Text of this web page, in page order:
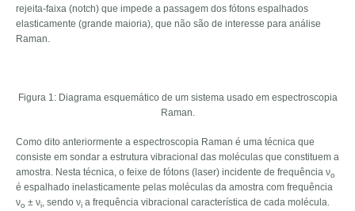
rejeita-faixa (notch) que impede a passagem dos fótons espalhados
elasticamente (grande maioria), que não são de interesse para análise
Raman.
Figura 1: Diagrama esquemático de um sistema usado em espectroscopia
Raman.
Como dito anteriormente a espectroscopia Raman é uma técnica que
consiste em sondar a estrutura vibracional das moléculas que constituem a
amostra. Nesta técnica, o feixe de fótons (laser) incidente de frequência νo
é espalhado inelasticamente pelas moléculas da amostra com frequência
νo ± νi, sendo νi a frequência vibracional característica de cada molécula.